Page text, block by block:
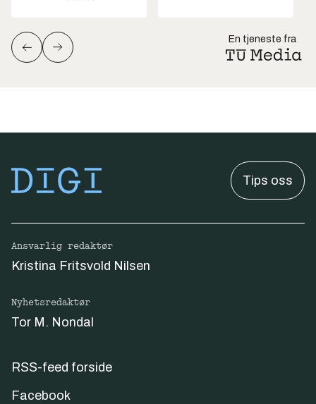
En tjeneste fra
Tips oss
Ansvarlig redaktør
Kristina Fritsvold Nilsen
Nyhetsredaktør
Tor M. Nondal
RSS-feed forside
Facebook